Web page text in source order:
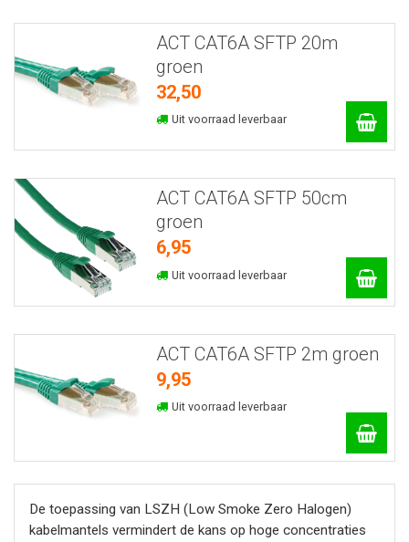
ACT CAT6A SFTP 20m
groen
32,50
Uit voorraad leverbaar
ACT CAT6A SFTP 50cm
groen
6,95
Uit voorraad leverbaar
ACT CAT6A SFTP 2m groen
9,95
Uit voorraad leverbaar
De toepassing van LSZH (Low Smoke Zero Halogen)
kabelmantels vermindert de kans op hoge concentraties